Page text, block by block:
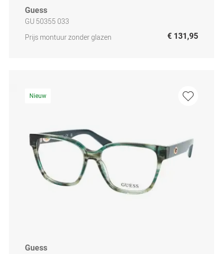
Guess
GU 50355 033
Prijs montuur zonder glazen
€ 131,95
Nieuw
Guess